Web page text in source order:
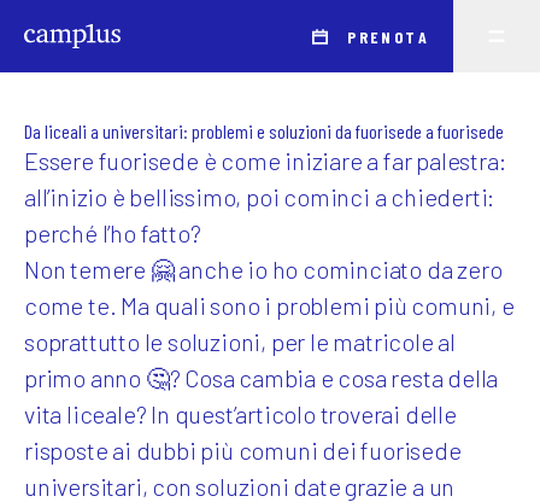
PRENOTA
Da liceali a universitari: problemi e soluzioni da fuorisede a fuorisede
Essere fuorisede è come iniziare a far palestra:
all’inizio è bellissimo, poi cominci a chiederti:
perché l’ho fatto?
Non temere 🤗 anche io ho cominciato da zero
come te. Ma quali sono i problemi più comuni, e
soprattutto le soluzioni, per le matricole al
primo anno 🤔? Cosa cambia e cosa resta della
vita liceale? In quest’articolo troverai delle
risposte ai dubbi più comuni dei fuorisede
universitari, con soluzioni date grazie a un